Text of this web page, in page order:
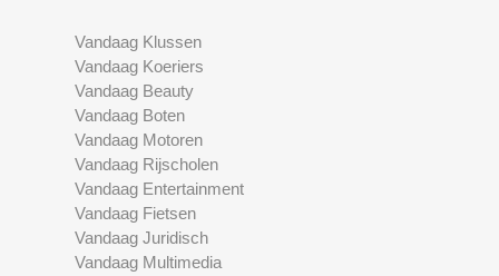
Vandaag Klussen
Vandaag Koeriers
Vandaag Beauty
Vandaag Boten
Vandaag Motoren
Vandaag Rijscholen
Vandaag Entertainment
Vandaag Fietsen
Vandaag Juridisch
Vandaag Multimedia